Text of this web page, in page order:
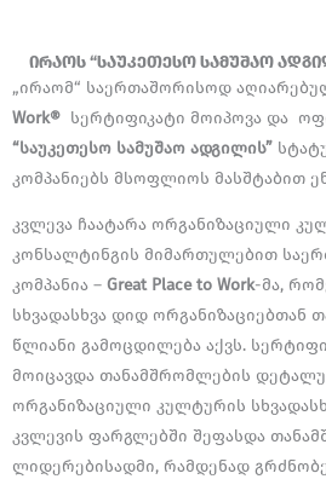
ირაოს “საუკეთესო სამუშაო
„ირაომ“ საერთაშორისოდ
Work® სერტიფიკატი მოიპოვა და
“საუკეთესო სამუშაო ადგილის”
კომპანიებს მსოფლიოს მასშტაბით
კვლევა ჩაატარა ორგანიზაციული
კონსალტინგის მიმართულებით
კომპანია – Great Place to Work-მა,
სხვადასხვა დიდ ორგანიზაციებთან
წლიანი გამოცდილება აქვს.
მოიცავდა თანამშრომლების
ორგანიზაციული კულტურის
კვლევის ფარგლებში შეფასდა
ლიდერებისადმი, რამდენად